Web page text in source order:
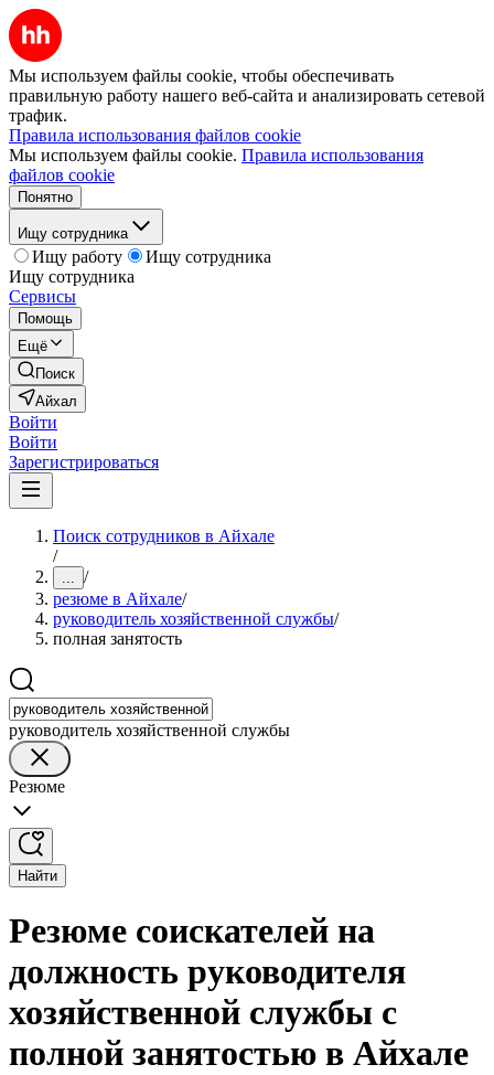
Мы используем файлы cookie, чтобы обеспечивать
правильную работу нашего веб-сайта и анализировать сетевой
трафик.
Правила использования файлов cookie
Мы используем файлы cookie. Правила использования
файлов cookie
Понятно
Ищу сотрудника
Ищу работу
Ищу сотрудника
Ищу сотрудника
Сервисы
Помощь
Ещё
Поиск
Айхал
Войти
Войти
Зарегистрироваться
Поиск сотрудников в Айхале
/
... /
резюме в Айхале/
руководитель хозяйственной службы/
полная занятость
руководитель хозяйственной службы
Резюме
Найти
Резюме соискателей на
должность руководителя
хозяйственной службы с
полной занятостью в Айхале